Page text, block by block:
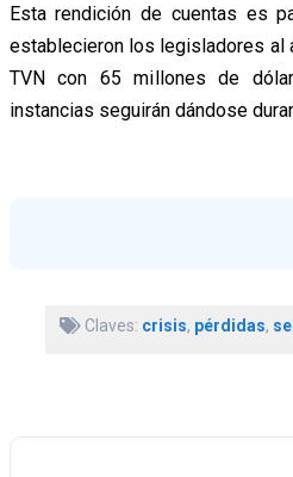
Esta rendición de cuentas es
establecieron los legisladores al
TVN con 65 millones de
instancias seguirán dándose
Claves: crisis, pérdidas,